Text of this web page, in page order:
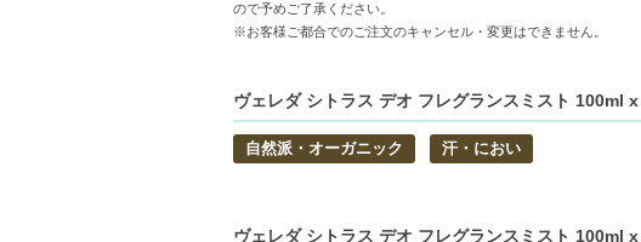
リフレッシュ感-使いやすいスプレータイプで、全身を瞬
多目的使用-デオドラントだけでなく、気分転換にも適し
【こんな方へおすすめ】
自然な香りを好む方
リフレッシュしたい方や気分転換をしたい方
ので予めご了承ください。
※お客様ご都合でのご注文のキャンセル・変更はできません。
ヴェレダ シトラス デオ フレグランスミスト 100ml
自然派・オーガニック 汗・におい
ヴェレダ シトラス デオ フレグランスミスト 100ml